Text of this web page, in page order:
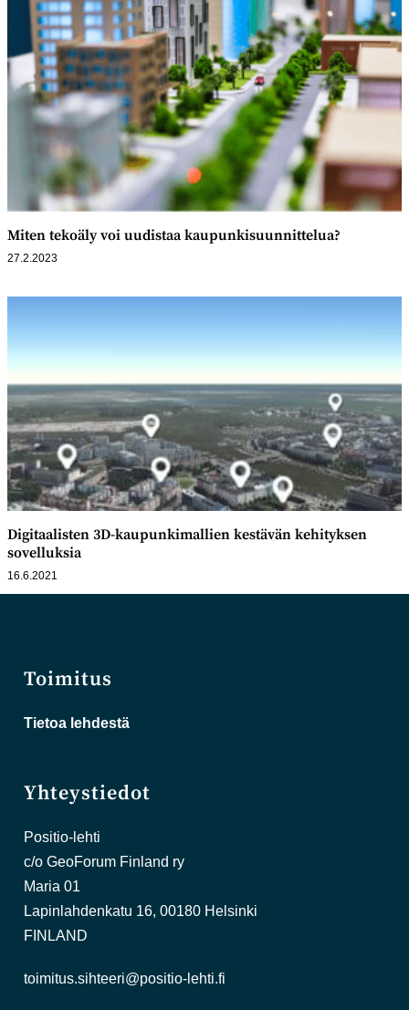
Miten tekoäly voi uudistaa kaupunki­­­suunnittelua?
27.2.2023
Digitaalisten 3D-kaupunkimallien kestävän kehityksen
sovelluksia
16.6.2021
Toimitus
Tietoa lehdestä
Yhteystiedot
Positio-lehti
c/o GeoForum Finland ry
Maria 01
Lapinlahdenkatu 16, 00180 Helsinki
FINLAND
toimitus.sihteeri@positio-lehti.fi